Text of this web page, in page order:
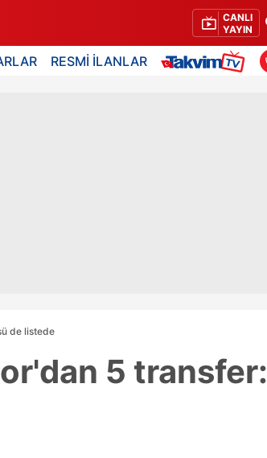
CANLI
YAYIN
RESMİ İLANLAR
de listede
5 transfer: